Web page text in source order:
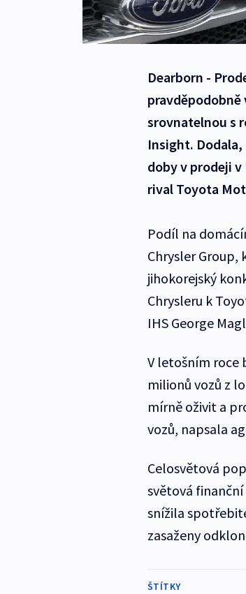
Dearborn -
pravděpodobně
srovnatelnou s
Insight.
doby v prodeji
rival Toyota
Podíl na
Chrysler Group,
jihokorejský
Chrysleru k
IHS George
V letošním roce
milionů vozů z
mírně oživit a
vozů, napsala
Celosvětová
světová
snížila
zasaženy
ŠTÍTKY